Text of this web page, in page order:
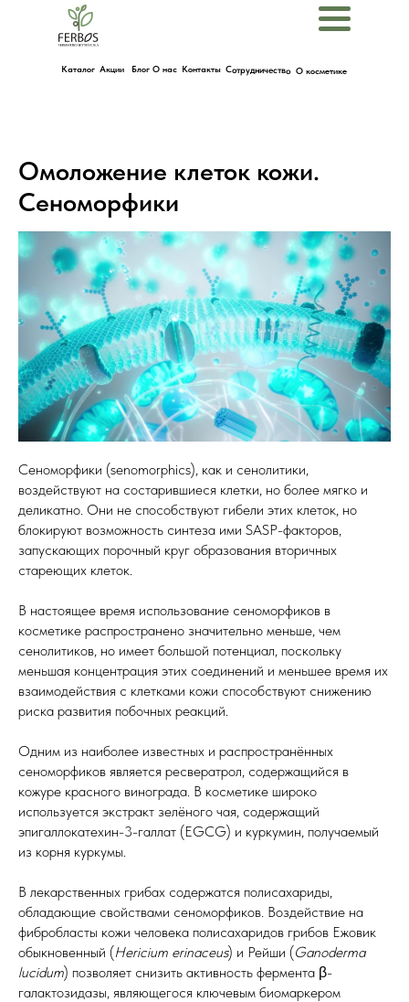
Каталог Акции Блог О нас Контакты Сотрудничество О косметике
Омоложение клеток кожи.
Сеноморфики
Сеноморфики (senomorphics), как и сенолитики,
воздействуют на состарившиеся клетки, но более мягко и
деликатно. Они не способствуют гибели этих клеток, но
блокируют возможность синтеза ими SASP-факторов,
запускающих порочный круг образования вторичных
стареющих клеток.
В настоящее время использование сеноморфиков в
косметике распространено значительно меньше, чем
сенолитиков, но имеет большой потенциал, поскольку
меньшая концентрация этих соединений и меньшее время их
взаимодействия с клетками кожи способствуют снижению
риска развития побочных реакций.
Одним из наиболее известных и распространённых
сеноморфиков является ресвератрол, содержащийся в
кожуре красного винограда. В косметике широко
используется экстракт зелёного чая, содержащий
эпигаллокатехин-3-галлат (EGCG) и куркумин, получаемый
из корня куркумы.
В лекарственных грибах содержатся полисахариды,
обладающие свойствами сеноморфиков. Воздействие на
фибробласты кожи человека полисахаридов грибов Ежовик
обыкновенный (Hericium erinaceus) и Рейши (Ganoderma
lucidum) позволяет снизить активность фермента β-
галактозидазы, являющегося ключевым биомаркером